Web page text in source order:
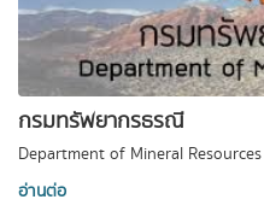
กรมทรัพยากรธรณี
Department of Mineral Resources
อ่านต่อ